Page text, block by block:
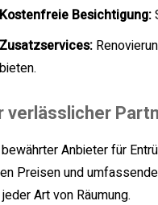
Kostenfreie Besichtigung:
Zusatzservices:
bieten.
verlässlicher
bewährter Anbieter für
Preisen und
Art von Räumung.